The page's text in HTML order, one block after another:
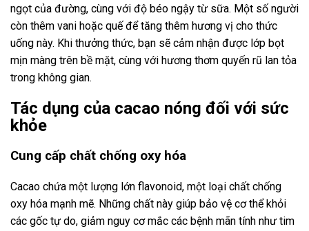
ngọt của đường, cùng với độ béo ngậy từ sữa. Một số người
còn thêm vani hoặc quế để tăng thêm hương vị cho thức
uống này. Khi thưởng thức, bạn sẽ cảm nhận được lớp bọt
mịn màng trên bề mặt, cùng với hương thơm quyến rũ lan tỏa
trong không gian.
Tác dụng của cacao nóng đối với sức
khỏe
Cung cấp chất chống oxy hóa
Cacao chứa một lượng lớn flavonoid, một loại chất chống
oxy hóa mạnh mẽ. Những chất này giúp bảo vệ cơ thể khỏi
các gốc tự do, giảm nguy cơ mắc các bệnh mãn tính như tim